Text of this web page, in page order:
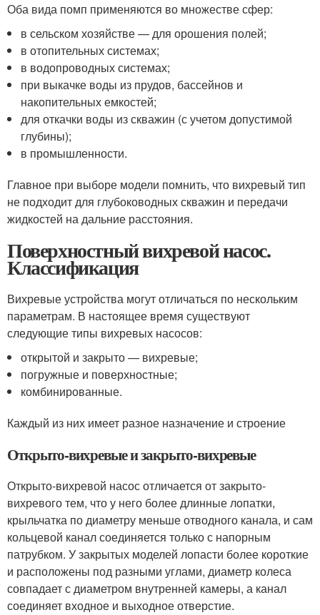
Оба вида помп применяются во множестве сфер:
в сельском хозяйстве — для орошения полей;
в отопительных системах;
в водопроводных системах;
при выкачке воды из прудов, бассейнов и
накопительных емкостей;
для откачки воды из скважин (с учетом допустимой
глубины);
в промышленности.
Главное при выборе модели помнить, что вихревый тип
не подходит для глубоководных скважин и передачи
жидкостей на дальние расстояния.
Поверхностный вихревой насос.
Классификация
Вихревые устройства могут отличаться по нескольким
параметрам. В настоящее время существуют
следующие типы вихревых насосов:
открытой и закрыто — вихревые;
погружные и поверхностные;
комбинированные.
Каждый из них имеет разное назначение и строение
Открыто-вихревые и закрыто-вихревые
Открыто-вихревой насос отличается от закрыто-
вихревого тем, что у него более длинные лопатки,
крыльчатка по диаметру меньше отводного канала, и сам
кольцевой канал соединяется только с напорным
патрубком. У закрытых моделей лопасти более короткие
и расположены под разными углами, диаметр колеса
совпадает с диаметром внутренней камеры, а канал
соединяет входное и выходное отверстие.